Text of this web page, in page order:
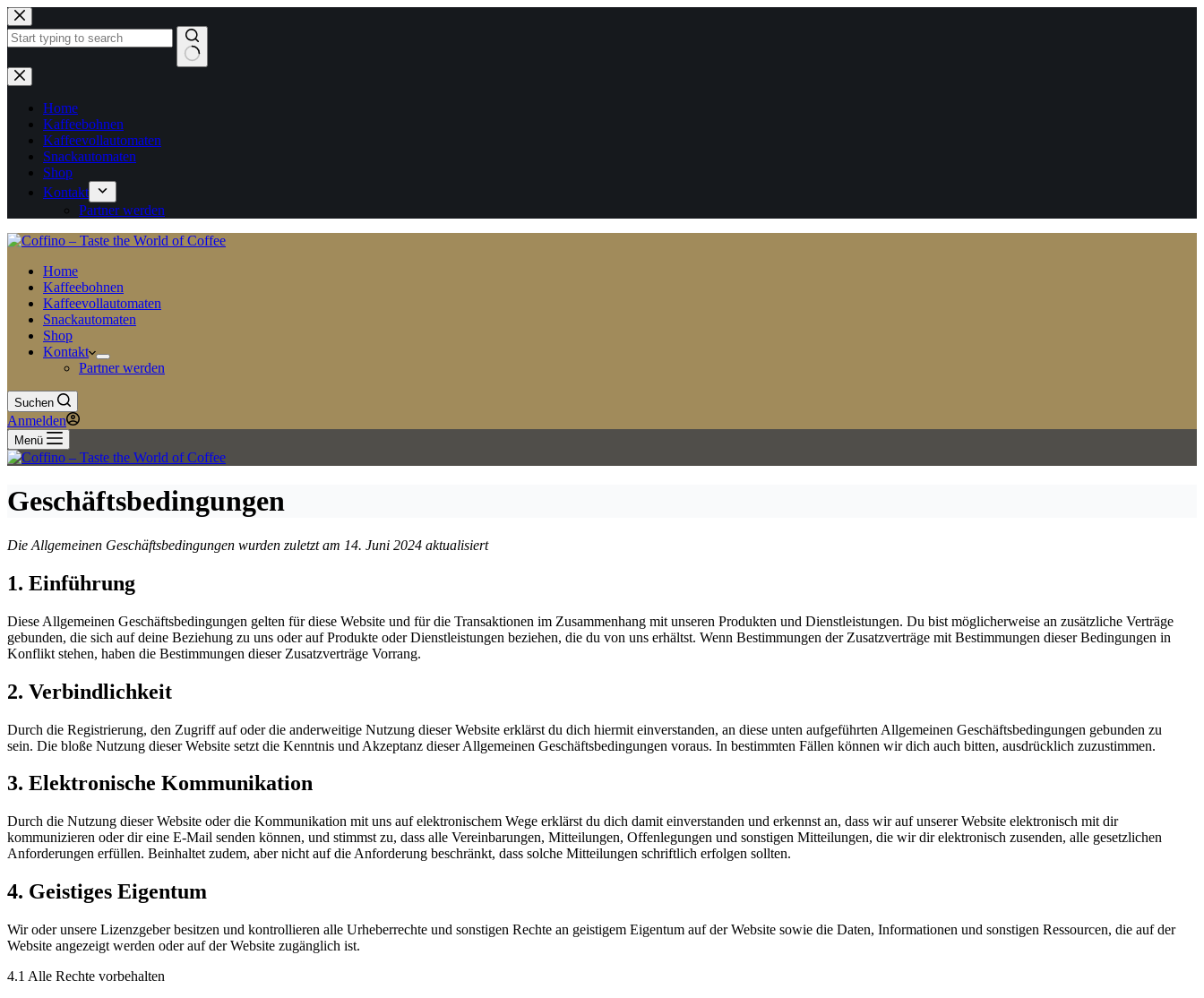
Zum
Inhalt
springen
Keine
Ergebnisse
Home
Kaffeebohnen
Kaffeevollautomaten
Snackautomaten
Shop
Kontakt
Partner werden
Home
Kaffeebohnen
Kaffeevollautomaten
Snackautomaten
Shop
Kontakt
Partner werden
Suchen
Anmelden
Menü
Geschäftsbedingungen
Die Allgemeinen Geschäftsbedingungen wurden zuletzt am 14. Juni 2024 aktualisiert
1. Einführung
Diese Allgemeinen Geschäftsbedingungen gelten für diese Website und für die Transaktionen im Zusammenhang mit unseren Produkten und Dienstleistungen. Du bist möglicherweise an zusätzliche Verträge
gebunden, die sich auf deine Beziehung zu uns oder auf Produkte oder Dienstleistungen beziehen, die du von uns erhältst. Wenn Bestimmungen der Zusatzverträge mit Bestimmungen dieser Bedingungen in
Konflikt stehen, haben die Bestimmungen dieser Zusatzverträge Vorrang.
2. Verbindlichkeit
Durch die Registrierung, den Zugriff auf oder die anderweitige Nutzung dieser Website erklärst du dich hiermit einverstanden, an diese unten aufgeführten Allgemeinen Geschäftsbedingungen gebunden zu
sein. Die bloße Nutzung dieser Website setzt die Kenntnis und Akzeptanz dieser Allgemeinen Geschäftsbedingungen voraus. In bestimmten Fällen können wir dich auch bitten, ausdrücklich zuzustimmen.
3. Elektronische Kommunikation
Durch die Nutzung dieser Website oder die Kommunikation mit uns auf elektronischem Wege erklärst du dich damit einverstanden und erkennst an, dass wir auf unserer Website elektronisch mit dir
kommunizieren oder dir eine E-Mail senden können, und stimmst zu, dass alle Vereinbarungen, Mitteilungen, Offenlegungen und sonstigen Mitteilungen, die wir dir elektronisch zusenden, alle gesetzlichen
Anforderungen erfüllen. Beinhaltet zudem, aber nicht auf die Anforderung beschränkt, dass solche Mitteilungen schriftlich erfolgen sollten.
4. Geistiges Eigentum
Wir oder unsere Lizenzgeber besitzen und kontrollieren alle Urheberrechte und sonstigen Rechte an geistigem Eigentum auf der Website sowie die Daten, Informationen und sonstigen Ressourcen, die auf der
Website angezeigt werden oder auf der Website zugänglich ist.
4.1 Alle Rechte vorbehalten